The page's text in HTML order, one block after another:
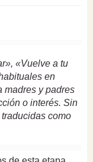
«Vuelve a tu
en
madres y padres
o interés. Sin
como